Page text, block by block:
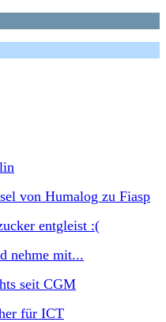
von Humalog zu Fiasp
entgleist :(
nehme mit...
seit CGM
für ICT